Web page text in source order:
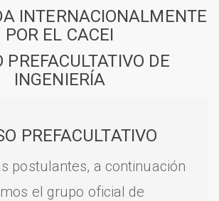
INTERNACIONALMENTE
POR EL CACEI
PREFACULTATIVO DE
INGENIERÍA
PREFACULTATIVO
postulantes, a continuación
el grupo oficial de